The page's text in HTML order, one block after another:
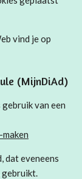
vind je op
(MijnDiAd)
van een
dat eveneens